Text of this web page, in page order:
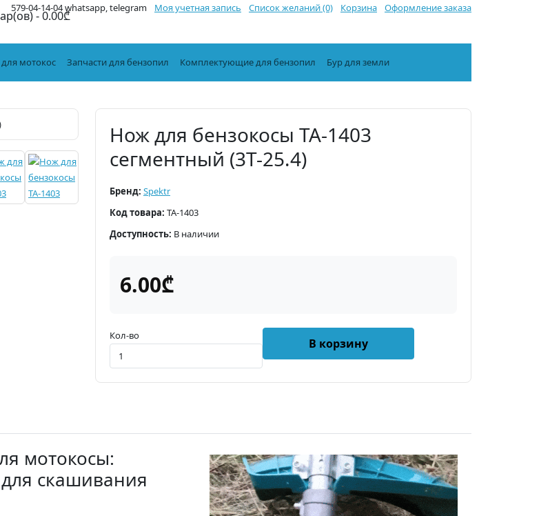
579-04-14-04 whatsapp, telegram Моя учетная запись Список желаний (0) Корзина Оформление заказа
- 0.00₾
мотокос Запчасти для бензопил Комплектующие для бензопил Бур для земли
Нож для бензокосы TA-1403
сегментный (3T-25.4)
Бренд: Spektr
Код товара: TA-1403
Доступность: В наличии
6.00₾
Кол-во
В корзину
мотокосы:
скашивания